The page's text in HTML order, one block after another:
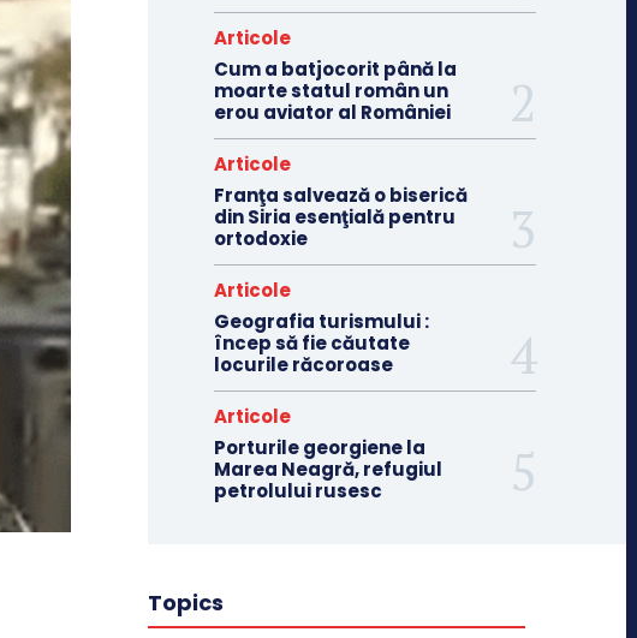
Articole
Cum a batjocorit până la
moarte statul român un
erou aviator al României
Articole
Franţa salvează o biserică
din Siria esenţială pentru
ortodoxie
Articole
Geografia turismului :
încep să fie căutate
locurile răcoroase
Articole
Porturile georgiene la
Marea Neagră, refugiul
petrolului rusesc
Topics